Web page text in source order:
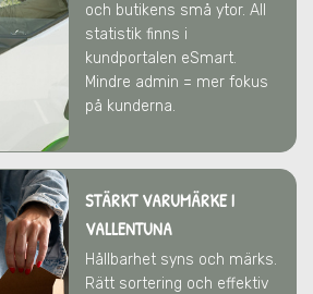
och butikens små ytor. All
statistik finns i
kundportalen eSmart.
Mindre admin = mer fokus
på kunderna.
STÄRKT VARUMÄRKEI
VALLENTUNA
Hållbarhet syns och märks.
Rätt sortering och effektiv